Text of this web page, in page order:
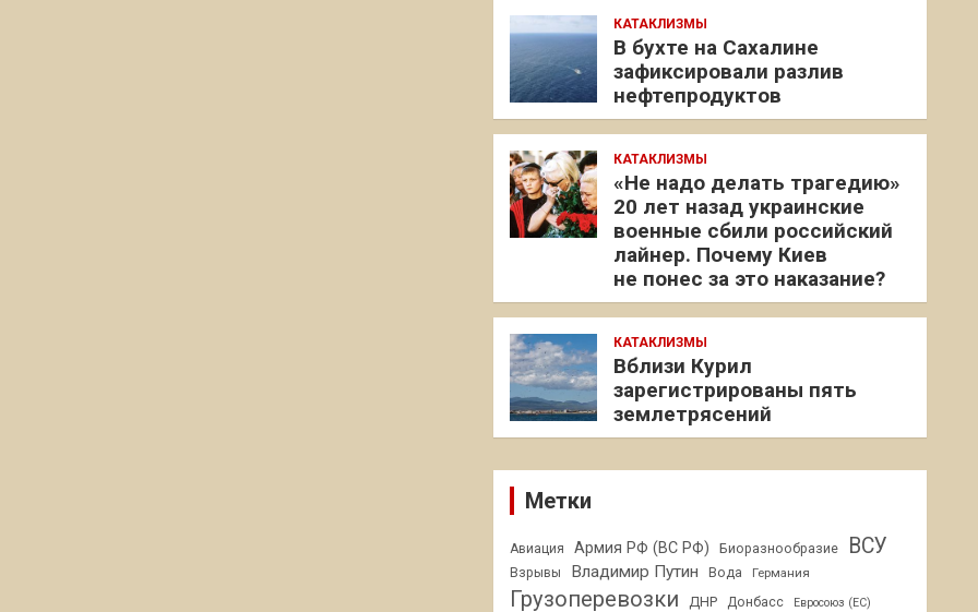
КАТАКЛИЗМЫ
В бухте на Сахалине
зафиксировали разлив
нефтепродуктов
КАТАКЛИЗМЫ
«Не надо делать трагедию»
20 лет назад украинские
военные сбили российский
лайнер. Почему Киев
не понес за это наказание?
КАТАКЛИЗМЫ
Вблизи Курил
зарегистрированы пять
землетрясений
Метки
Авиация Армия РФ (ВС РФ) Биоразнообразие ВСУ
Взрывы Владимир Путин Вода Германия
Грузоперевозки ДНР Донбасс Евросоюз (ЕС)